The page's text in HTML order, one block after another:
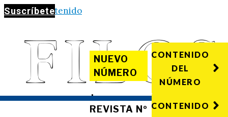
Suscríbete
Saltar al contenido
NUEVO
NÚMERO
·
REVISTA Nº
CONTENIDO
DEL
NÚMERO
CONTENIDO